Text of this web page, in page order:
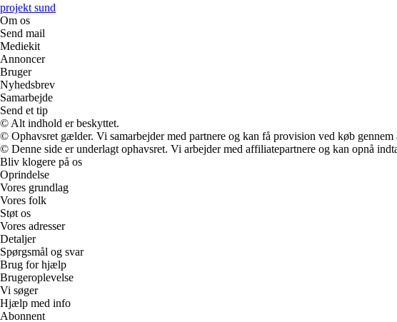
projekt sund
Om os
Send mail
Mediekit
Annoncer
Bruger
Nyhedsbrev
Samarbejde
Send et tip
© Alt indhold er beskyttet.
© Ophavsret gælder. Vi samarbejder med partnere og kan få provision ved køb gennem
© Denne side er underlagt ophavsret. Vi arbejder med affiliatepartnere og kan opnå
Bliv klogere på os
Oprindelse
Vores grundlag
Vores folk
Støt os
Vores adresser
Detaljer
Spørgsmål og svar
Brug for hjælp
Brugeroplevelse
Vi søger
Hjælp med info
Abonnent